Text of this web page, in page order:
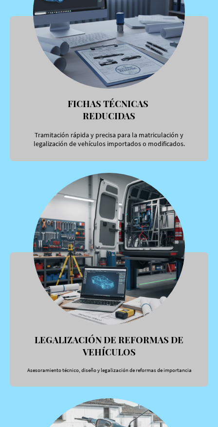
FICHAS TÉCNICAS
REDUCIDAS
Tramitación rápida y precisa para la matriculación y
legalización de vehículos importados o modificados.
LEGALIZACIÓN DE REFORMAS DE
VEHÍCULOS
Asesoramiento técnico, diseño y legalización de reformas de importancia